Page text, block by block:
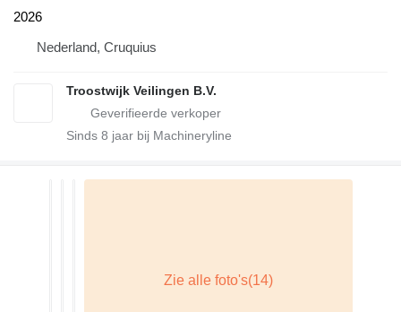
2026
Nederland, Cruquius
Troostwijk Veilingen B.V.
Sinds 8 jaar bij Machineryline